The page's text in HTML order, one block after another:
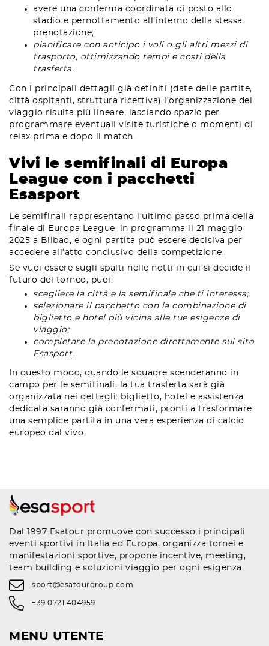
avere una conferma coordinata di posto allo
stadio e pernottamento all’interno della stessa
prenotazione;
pianificare con anticipo i voli o gli altri mezzi di
trasporto, ottimizzando tempi e costi della
trasferta.
Con i principali dettagli già definiti (date delle partite,
città ospitanti, struttura ricettiva) l’organizzazione del
viaggio risulta più lineare, lasciando spazio per
programmare eventuali visite turistiche o momenti di
relax prima e dopo il match.
Vivi le semifinali di Europa
League con i pacchetti
Esasport
Le semifinali rappresentano l’ultimo passo prima della
finale di Europa League, in programma il 21 maggio
2025 a Bilbao, e ogni partita può essere decisiva per
accedere all’atto conclusivo della competizione.
Se vuoi essere sugli spalti nelle notti in cui si decide il
futuro del torneo, puoi:
scegliere la città e la semifinale che ti interessa;
selezionare il pacchetto con la combinazione di
biglietto e hotel più vicina alle tue esigenze di
viaggio;
completare la prenotazione direttamente sul sito
Esasport.
In questo modo, quando le squadre scenderanno in
campo per le semifinali, la tua trasferta sarà già
organizzata nei dettagli: biglietto, hotel e assistenza
dedicata saranno già confermati, pronti a trasformare
una semplice partita in una vera esperienza di calcio
europeo dal vivo.
Dal 1997 Esatour promuove con successo i principali
eventi sportivi in Italia ed Europa, organizza tornei e
manifestazioni sportive, propone incentive, meeting,
team building e soluzioni viaggio per ogni esigenza.
sport@esatourgroup.com
+39 0721 404959
MENU UTENTE